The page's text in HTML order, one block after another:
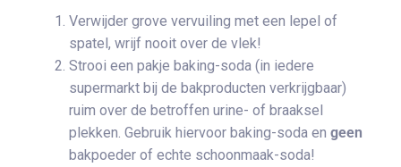
Verwijder grove vervuiling met een lepel of
spatel, wrijf nooit over de vlek!
Strooi een pakje baking-soda (in iedere
supermarkt bij de bakproducten verkrijgbaar)
ruim over de betroffen urine- of braaksel
plekken. Gebruik hiervoor baking-soda en geen
bakpoeder of echte schoonmaak-soda!